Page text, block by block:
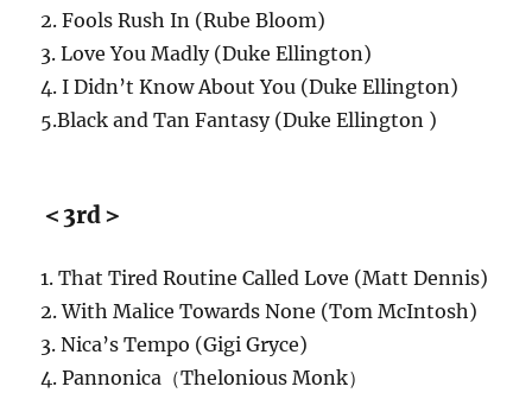
2. Fools Rush In (Rube Bloom)
3. Love You Madly (Duke Ellington)
4. I Didn’t Know About You (Duke Ellington)
5.Black and Tan Fantasy (Duke Ellington )
＜3rd＞
1. That Tired Routine Called Love (Matt Dennis)
2. With Malice Towards None (Tom McIntosh)
3. Nica’s Tempo (Gigi Gryce)
4. Pannonica（Thelonious Monk）